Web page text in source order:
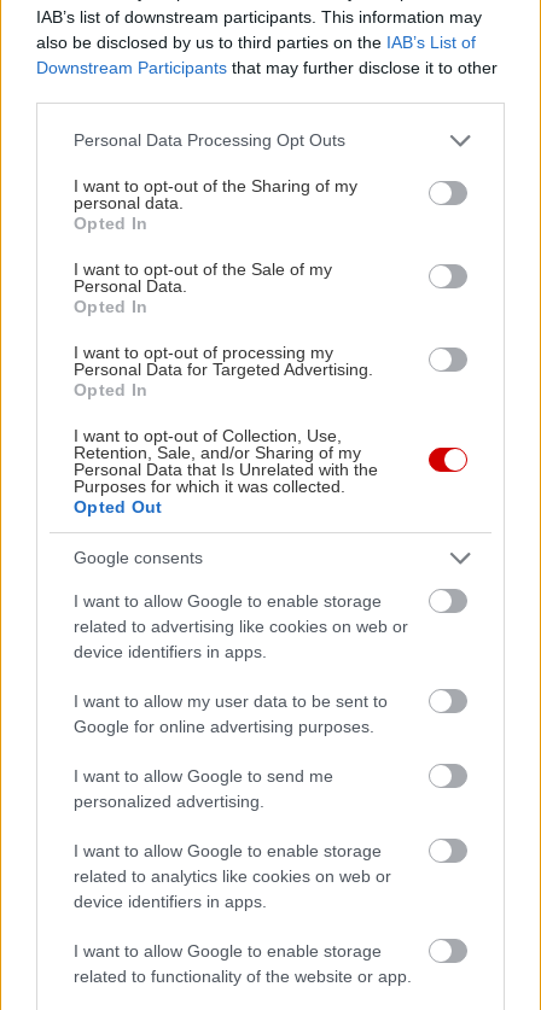
IAB’s list of downstream participants. This information may
also be disclosed by us to third parties on the IAB’s List of
Downstream Participants that may further disclose it to other
Please note that this website/app uses one or more Google
not limited to your visit or usage behaviour. You may click to
grant or deny consent to Google and its third-party tags to
use your data for below specified purposes in below Google
consent section.
Personal Data Processing Opt Outs
I want to opt-out of the Sharing of my
personal data.
Opted In
I want to opt-out of the Sale of my
Personal Data.
Opted In
I want to opt-out of processing my
Personal Data for Targeted Advertising.
Opted In
I want to opt-out of Collection, Use,
Retention, Sale, and/or Sharing of my
Personal Data that Is Unrelated with the
Purposes for which it was collected.
Opted Out
Google consents
I want to allow Google to enable storage
related to advertising like cookies on web or
device identifiers in apps.
I want to allow my user data to be sent to
Google for online advertising purposes.
I want to allow Google to send me
personalized advertising.
I want to allow Google to enable storage
related to analytics like cookies on web or
device identifiers in apps.
I want to allow Google to enable storage
related to functionality of the website or app.
Ο Στίβεν Σπίλμπεργκ επιστρέφει στην
θρίλερ. Το καστ είναι εξαιρετικά δυνατό, ενώ η
συνεργασία του Σπίλμπεργκ με τον Ντέιβιντ Κεπ
και τον Τζον Γουίλιαμς ανεβάζει αυτομάτως τις
προσδοκίες.
Ο Φρανσουά Οζόν διασκευάζει το κλασικό
μυθιστόρημα του Αλμπέρ Καμύ, επαναφέροντας
στη μεγάλη οθόνη τον Μερσώ και το υπαρξιακό,
πολιτικό και αποικιοκρατικό φορτίο του έργου.